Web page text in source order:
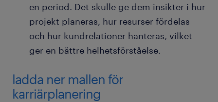
en period. Det skulle ge dem insikter i hur
projekt planeras, hur resurser fördelas
och hur kundrelationer hanteras, vilket
ger en bättre helhetsförståelse.
ladda ner mallen för
karriärplanering